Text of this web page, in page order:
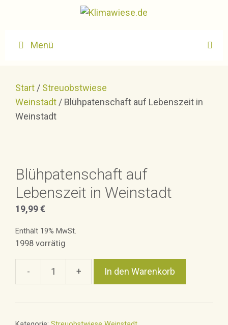
Menü
Start / Streuobstwiese
Weinstadt / Blühpatenschaft auf Lebenszeit in
Weinstadt
Blühpatenschaft auf
Lebenszeit in Weinstadt
19,99€
Enthält 19% MwSt.
1998 vorrätig
-
Blühpatenschaft
Lebenszeit
in
+ In den Warenkorb